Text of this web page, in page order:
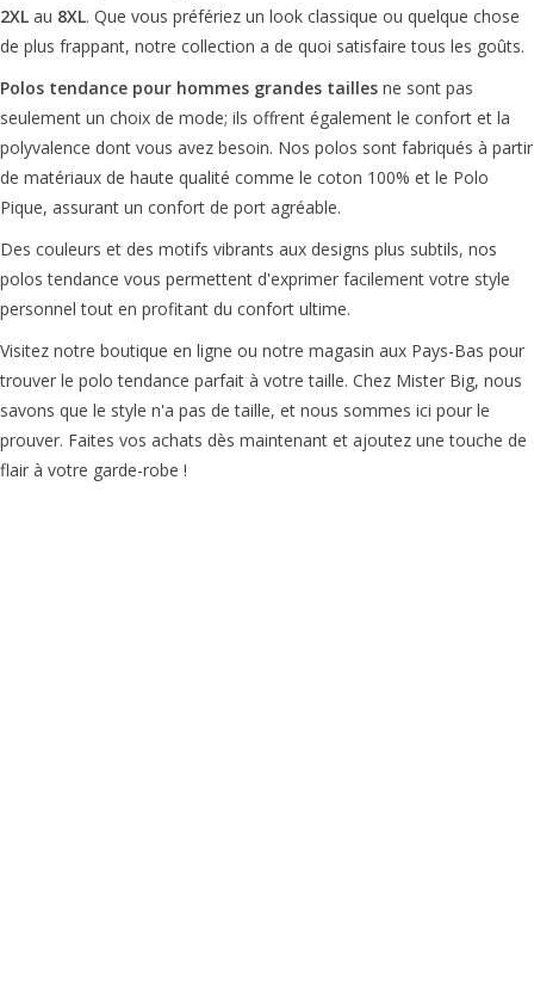
2XL au 8XL. Que vous préfériez un look classique ou quelque chose
de plus frappant, notre collection a de quoi satisfaire tous les goûts.
Polos tendance pour hommes grandes tailles ne sont pas
seulement un choix de mode; ils offrent également le confort et la
polyvalence dont vous avez besoin. Nos polos sont fabriqués à partir
de matériaux de haute qualité comme le coton 100% et le Polo
Pique, assurant un confort de port agréable.
Des couleurs et des motifs vibrants aux designs plus subtils, nos
polos tendance vous permettent d'exprimer facilement votre style
personnel tout en profitant du confort ultime.
Visitez notre boutique en ligne ou notre magasin aux Pays-Bas pour
trouver le polo tendance parfait à votre taille. Chez Mister Big, nous
savons que le style n'a pas de taille, et nous sommes ici pour le
prouver. Faites vos achats dès maintenant et ajoutez une touche de
flair à votre garde-robe !